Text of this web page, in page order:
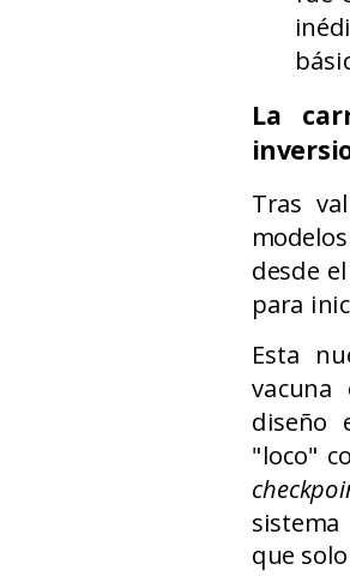
La
Tras
desde
para
Esta
diseño
"loco"
que